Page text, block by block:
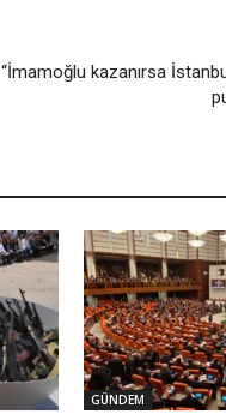
“İmamoğlu kazanırsa
GÜNDEM